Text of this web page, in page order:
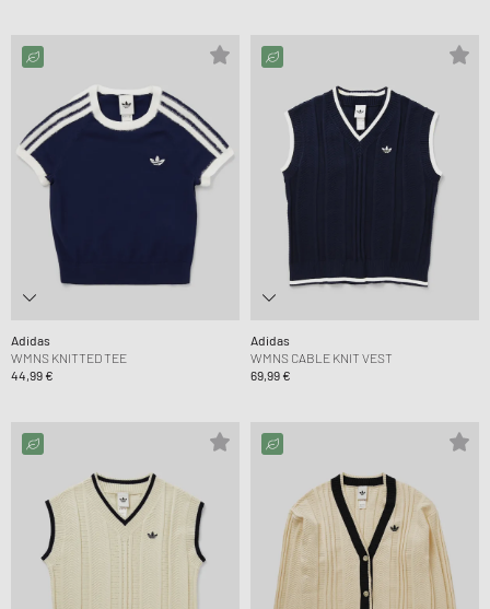
Adidas
WMNS KNITTED TEE
44,99 €
Adidas
WMNS CABLE KNIT VEST
69,99 €